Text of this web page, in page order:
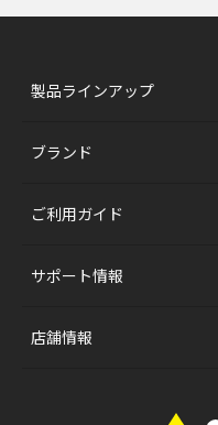
製品ラインアップ
ブランド
ご利用ガイド
サポート情報
店舗情報